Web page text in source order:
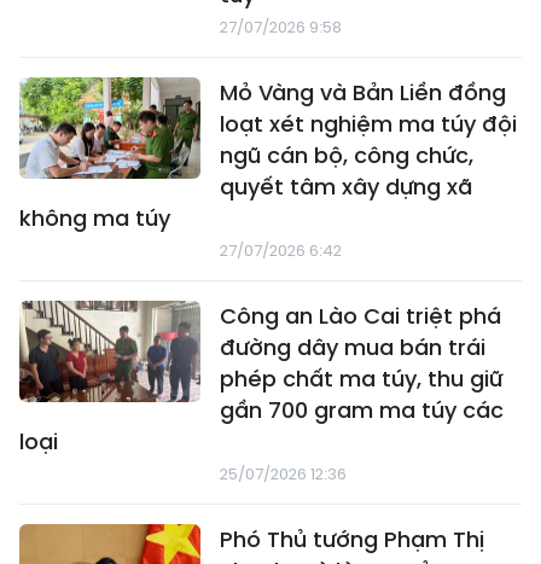
27/07/2026 9:58
Mỏ Vàng và Bản Liền đồng
loạt xét nghiệm ma túy đội
ngũ cán bộ, công chức,
quyết tâm xây dựng xã
không ma túy
27/07/2026 6:42
Công an Lào Cai triệt phá
đường dây mua bán trái
phép chất ma túy, thu giữ
gần 700 gram ma túy các
loại
25/07/2026 12:36
Phó Thủ tướng Phạm Thị